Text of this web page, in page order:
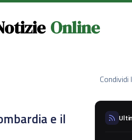
Online
e il
Condividi